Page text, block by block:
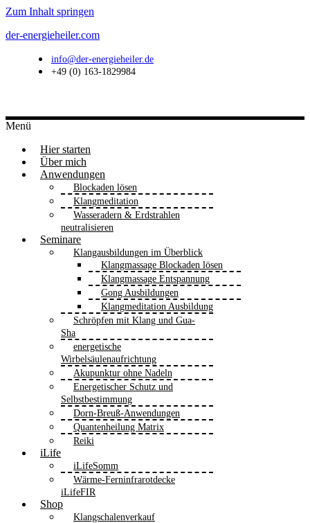
Zum Inhalt springen
der-energieheiler.com
info@der-energieheiler.de
+49 (0) 163-1829984
Menü
Hier starten
Über mich
Anwendungen
Blockaden lösen
Klangmeditation
Wasseradern & Erdstrahlen
neutralisieren
Seminare
Klangausbildungen im Überblick
Klangmassage Blockaden lösen
Klangmassage Entspannung
Gong Ausbildungen
Klangmeditation Ausbildung
Schröpfen mit Klang und Gua-
Sha
energetische
Wirbelsäulenaufrichtung
Akupunktur ohne Nadeln
Energetischer Schutz und
Selbstbestimmung
Dorn-Breuß-Anwendungen
Quantenheilung Matrix
Reiki
iLife
iLifeSomm
Wärme-Ferninfrarotdecke
iLifeFIR
Shop
Klangschalenverkauf